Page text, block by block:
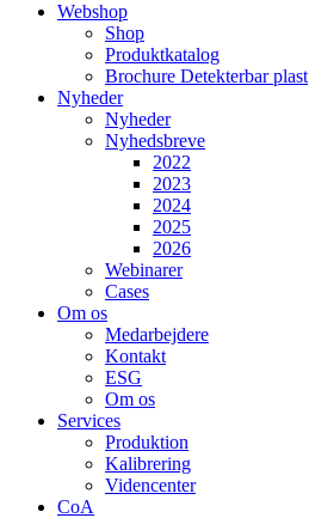
Webshop
Shop
Produktkatalog
Brochure Detekterbar plast
Nyheder
Nyheder
Nyhedsbreve
2022
2023
2024
2025
2026
Webinarer
Cases
Om os
Medarbejdere
Kontakt
ESG
Om os
Services
Produktion
Kalibrering
Videncenter
CoA